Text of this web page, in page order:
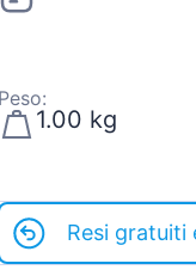
1.00 kg
Resi gratuiti